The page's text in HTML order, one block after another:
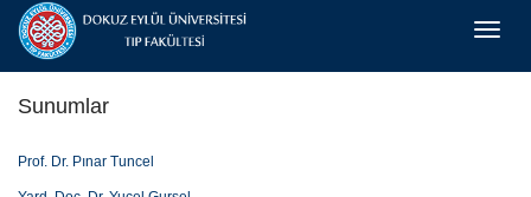
Sunumlar
Prof. Dr. Pınar Tuncel